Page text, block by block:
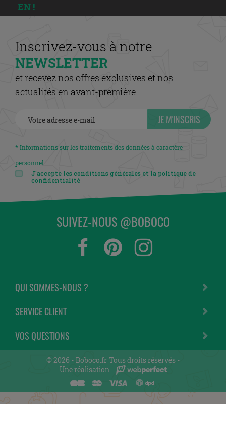
EN !
Inscrivez-vous à notre
NEWSLETTER
et recevez nos offres exclusives et nos
actualités en avant-première
JE M'INSCRIS
* Informations sur les traitements des données à caractère
personnel
J'accepte les conditions générales et la politique de
confidentialité
QUI SOMMES-NOUS ?
SERVICE CLIENT
VOS QUESTIONS
SUIVEZ-NOUS @BOBOCO
© 2026 - Boboco.fr Tous droits réservés -
Une réalisation